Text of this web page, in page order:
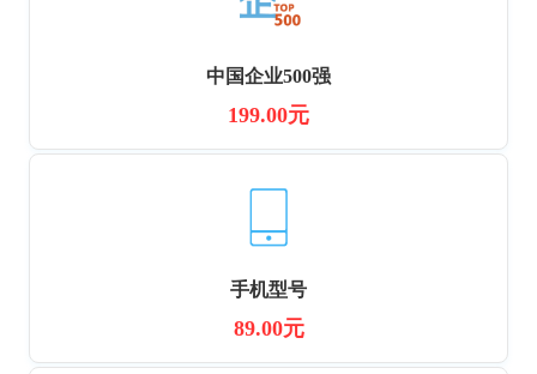
中国企业500强
199.00元
手机型号
89.00元